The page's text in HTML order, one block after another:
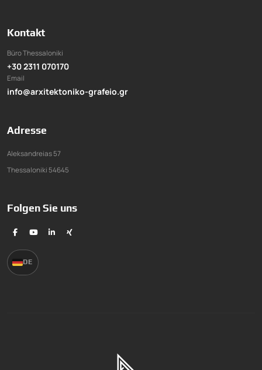
Kontakt
Büro Thessaloniki
+30 2311 070170
Email
info@arxitektoniko-grafeio.gr
Adresse
Aleksandreias 57
Thessaloniki 54645
Folgen Sie uns
DE